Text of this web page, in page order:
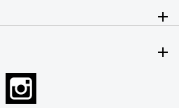
Pinterest